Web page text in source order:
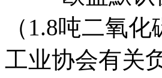
（1.8吨二氧
工业协会有关